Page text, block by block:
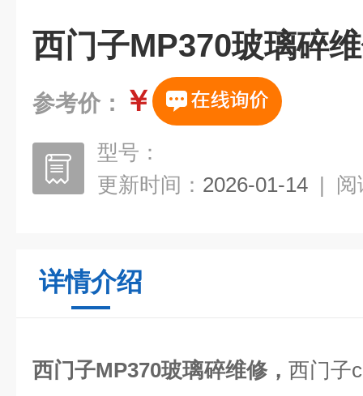
西门子MP370玻璃碎
参考价： ￥
型号：
更新时间： 2026-01-14 | 阅
详情介绍
西门子MP370玻璃碎维修， 西门子